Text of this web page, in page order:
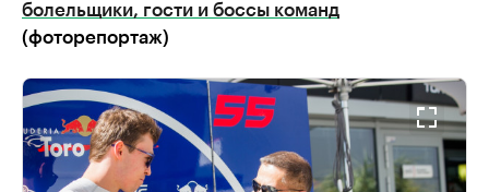
болельщики, гости и боссы команд
(фоторепортаж)